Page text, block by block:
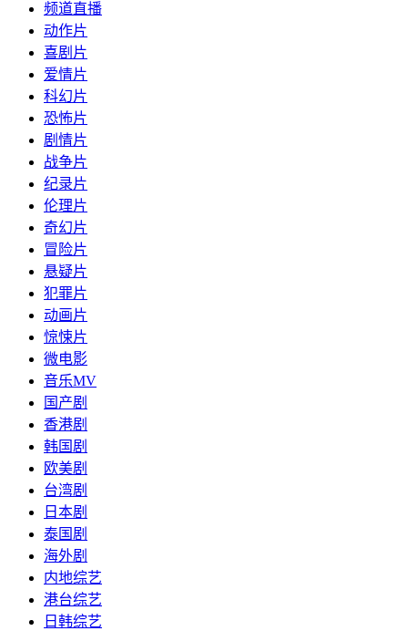
频道直播
动作片
喜剧片
爱情片
科幻片
恐怖片
剧情片
战争片
纪录片
伦理片
奇幻片
冒险片
悬疑片
犯罪片
动画片
惊悚片
微电影
音乐MV
国产剧
香港剧
韩国剧
欧美剧
台湾剧
日本剧
泰国剧
海外剧
内地综艺
港台综艺
日韩综艺